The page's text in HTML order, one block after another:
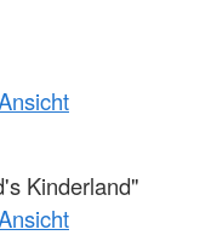
Kinderland"